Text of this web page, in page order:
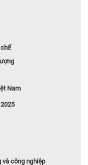
Nam
và công nghiệp